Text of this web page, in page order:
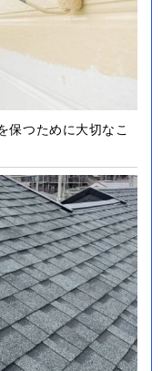
保つために大切なこ